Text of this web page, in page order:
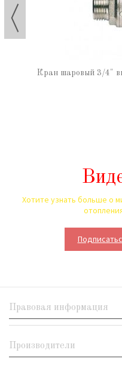
Кран шаровый 3/4"
Хотите узнать больше о
Правовая информация
Производители